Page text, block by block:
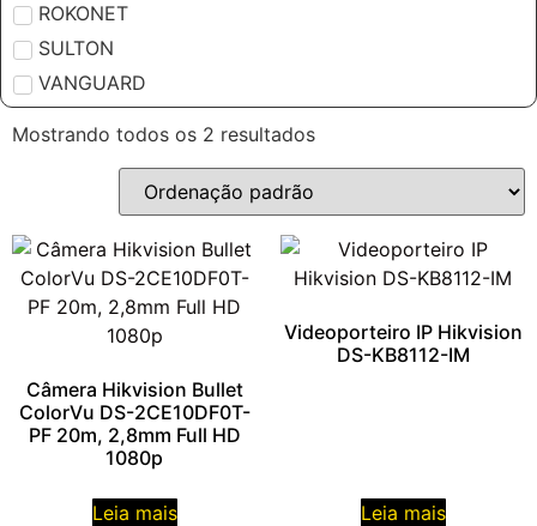
ROKONET
SULTON
VANGUARD
Mostrando todos os 2 resultados
Câmera Hikvision Bullet
ColorVu DS-2CE10DF0T-
PF 20m, 2,8mm Full HD
1080p
Leia mais
Videoporteiro IP Hikvision
DS-KB8112-IM
Leia mais